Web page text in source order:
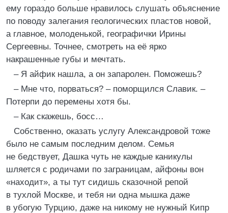
ему гораздо больше нравилось слушать объяснение
по поводу залегания геологических пластов новой,
а главное, молоденькой, географички Ирины
Сергеевны. Точнее, смотреть на её ярко
накрашенные губы и мечтать.
– Я айфик нашла, а он запаролен. Поможешь?
– Мне что, порваться? – поморщился Славик. –
Потерпи до перемены хотя бы.
– Как скажешь, босс…
Собственно, оказать услугу Александровой тоже
было не самым последним делом. Семья
не бедствует, Дашка чуть не каждые каникулы
шляется с родичами по заграницам, айфоны вон
«находит», а ты тут сидишь сказочной репой
в тухлой Москве, и тебя ни одна мышка даже
в убогую Турцию, даже на никому не нужный Кипр